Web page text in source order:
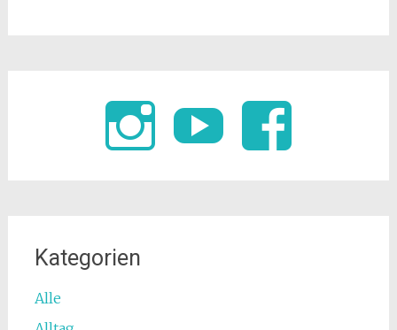
Kategorien
Alle